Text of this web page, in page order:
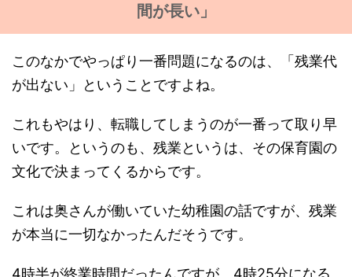
間が長い」
このなかでやっぱり一番問題になるのは、「残業代
が出ない」ということですよね。
これもやはり、転職してしまうのが一番って取り早
いです。というのも、残業というは、その保育園の
文化で決まってくるからです。
これは奥さんが働いていた幼稚園の話ですが、残業
が本当に一切なかったんだそうです。
4時半が終業時間だったんですが、4時25分になる